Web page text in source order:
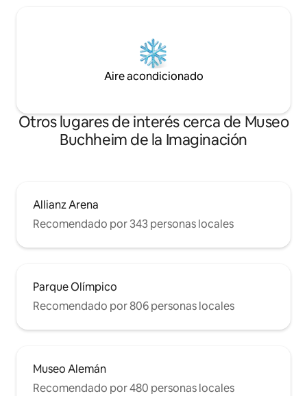
se aplica al transporte público (autobús a
2 minutos, metro a 4 minutos, S-Bahn a
10 min), Oktoberfest, el museo del
tráfico y el hermoso parque ferial
personas)
Aire acondicionado
Otros lugares de interés cerca de Museo
Buchheim de la Imaginación
Allianz Arena
Recomendado por 343 personas locales
Parque Olímpico
Recomendado por 806 personas locales
Museo Alemán
Recomendado por 480 personas locales